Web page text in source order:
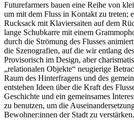
Futurefarmers bauen eine Reihe von
um mit dem Fluss in Kontakt zu treten;
Rucksack mit Klaviersaiten auf dem
lange Schubkarre mit einem
durch die Strömung des Flusses
die Szenografien, auf die wir entlang
Provisorisch im Design, aber
„relationalen Objekte“ neugierige
Raum des Hinterfragens und des
entstehen Ideen über die Kraft des
Geschichte und ein gemeinsames
zu benutzen, um die
Bewohner:innen der Stadt zu verstärken.